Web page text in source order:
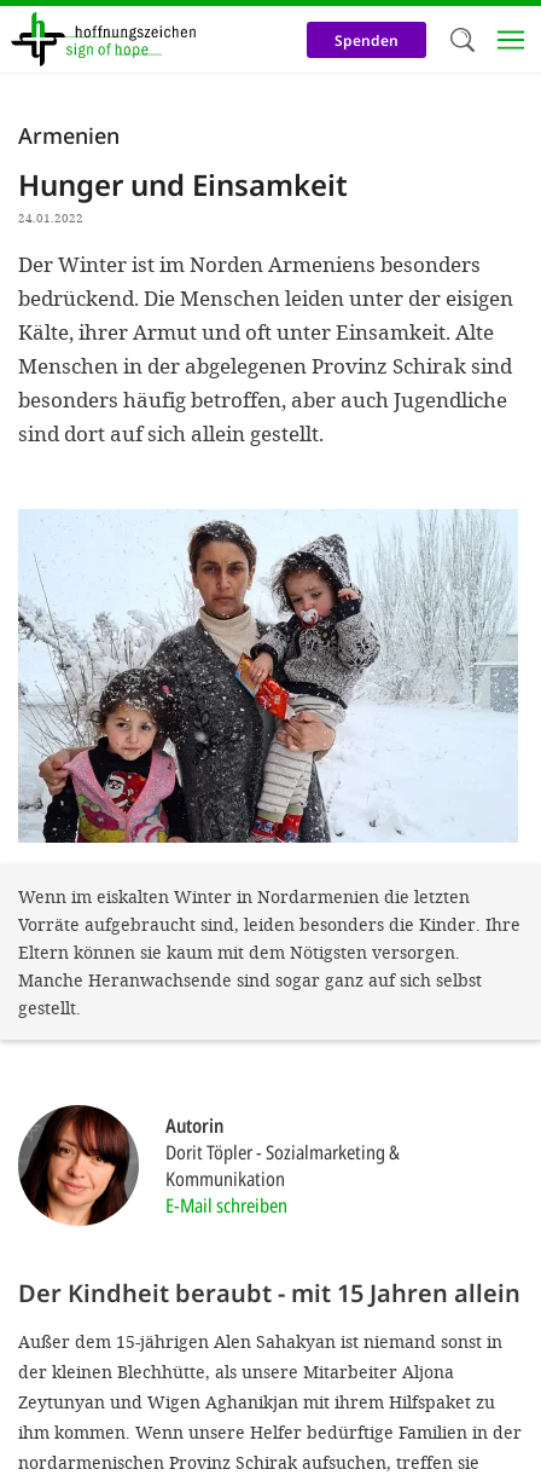
Direkt
zum
Inhalt
Spenden
Armenien
Hunger und Einsamkeit
24.01.2022
Der Winter ist im Norden Armeniens besonders
bedrückend. Die Menschen leiden unter der eisigen
Kälte, ihrer Armut und oft unter Einsamkeit. Alte
Menschen in der abgelegenen Provinz Schirak sind
besonders häufig betroffen, aber auch Jugendliche
sind dort auf sich allein gestellt.
Wenn im eiskalten Winter in Nordarmenien die letzten
Vorräte aufgebraucht sind, leiden besonders die Kinder. Ihre
Eltern können sie kaum mit dem Nötigsten versorgen.
Manche Heranwachsende sind sogar ganz auf sich selbst
gestellt.
Autorin
Dorit Töpler Sozialmarketing &
Kommunikation
E-Mail schreiben
Der Kindheit beraubt - mit 15 Jahren allein
Außer dem 15-jährigen Alen Sahakyan ist niemand sonst in
der kleinen Blechhütte, als unsere Mitarbeiter Aljona
Zeytunyan und Wigen Aghanikjan mit ihrem Hilfspaket zu
ihm kommen. Wenn unsere Helfer bedürftige Familien in der
nordarmenischen Provinz Schirak aufsuchen, treffen sie
nutzen
Cookies zu
und
den